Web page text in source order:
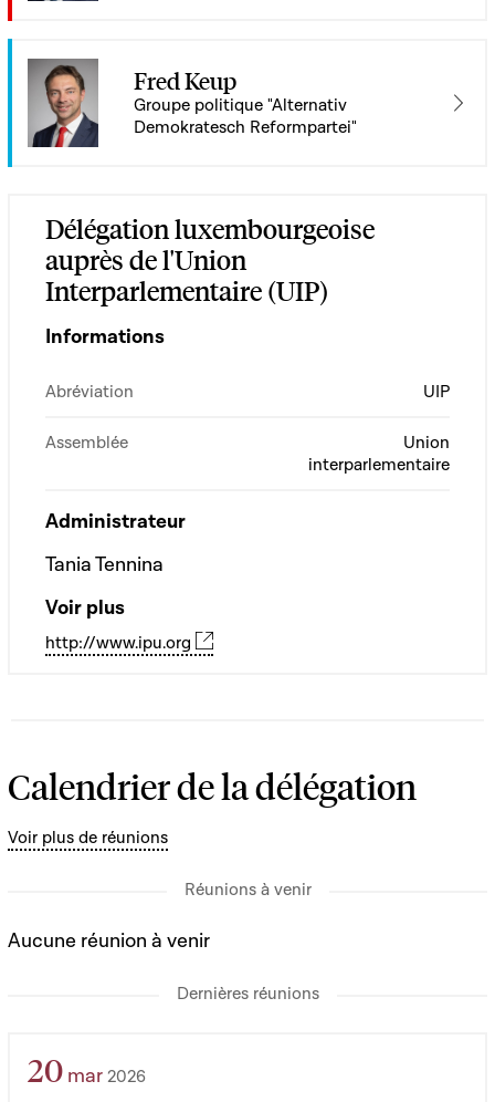
Fred Keup
Groupe politique "Alternativ
Demokratesch Reformpartei"
Délégation luxembourgeoise
auprès de l'Union
Interparlementaire (UIP)
Informations
Abréviation UIP
Assemblée
Union
interparlementaire
Administrateur
Tania Tennina
Voir plus
http://www.ipu.org
Calendrier de la délégation
Voir plus de réunions
Réunions à venir
Aucune réunion à venir
Dernières réunions
20 mar 2026